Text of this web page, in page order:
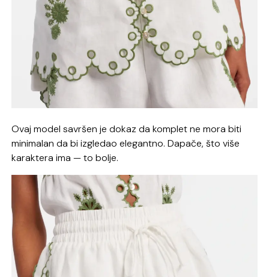
Ovaj model savršen je dokaz da komplet ne mora biti
minimalan da bi izgledao elegantno. Dapače, što više
karaktera ima — to bolje.